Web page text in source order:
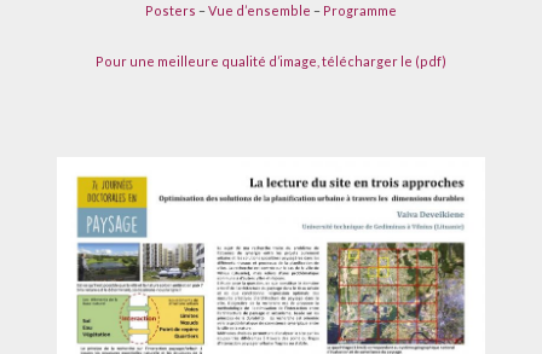
Posters – Vue d’ensemble – Programme
Pour une meilleure qualité d’image, télécharger le (pdf)